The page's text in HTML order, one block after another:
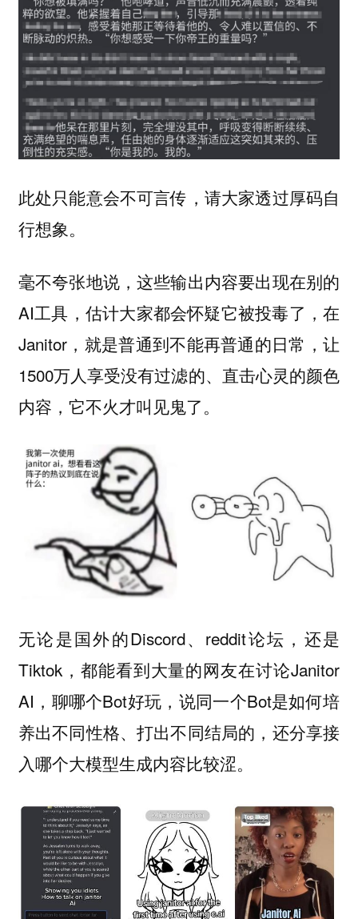
此处只能意会不可言传，请大家透过厚码自
行想象。
毫不夸张地说，这些输出内容要出现在别的
AI工具，估计大家都会怀疑它被投毒了，在
Janitor，就是普通到不能再普通的日常，让
1500万人享受没有过滤的、直击心灵的颜色
内容，它不火才叫见鬼了。
无论是国外的Discord、reddit论坛，还是
Tiktok，都能看到大量的网友在讨论Janitor
AI，聊哪个Bot好玩，说同一个Bot是如何培
养出不同性格、打出不同结局的，还分享接
入哪个大模型生成内容比较涩。